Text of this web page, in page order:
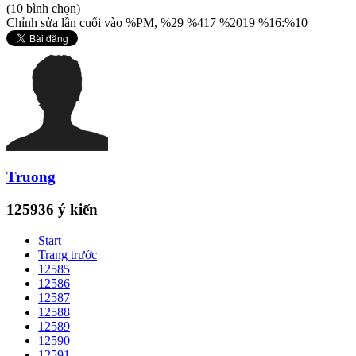
(10 bình chọn)
Chỉnh sửa lần cuối vào %PM, %29 %417 %2019 %16:%10
Truong
125936 ý kiến
Start
Trang trước
12585
12586
12587
12588
12589
12590